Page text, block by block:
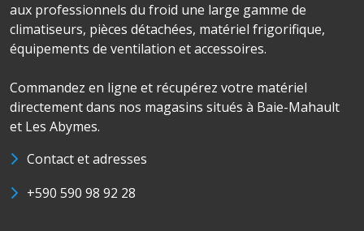
aux professionnels du froid une large gamme de
climatiseurs, pièces détachées, matériel frigorifique,
équipements de ventilation et accessoires.
Commandez en ligne et récupérez votre matériel
directement dans nos magasins situés à Baie-Mahault
et Les Abymes.
Contact et adresses
+590 590 98 92 28